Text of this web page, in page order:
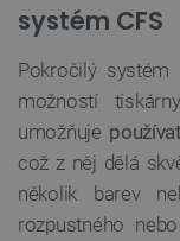
systém CFS
Pokročilý
možností
umožňuje
což z něj dělá
několik barev
rozpustného